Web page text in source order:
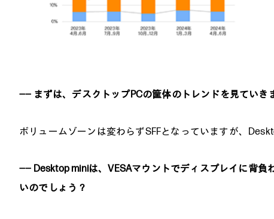
―― まずは、デスクトップPCの筐体のトレンドを見ていき
ボリュームゾーンは変わらずSFFとなっていますが、
―― Desktop miniは、VESAマウントでディスプレイに背
いのでしょう？